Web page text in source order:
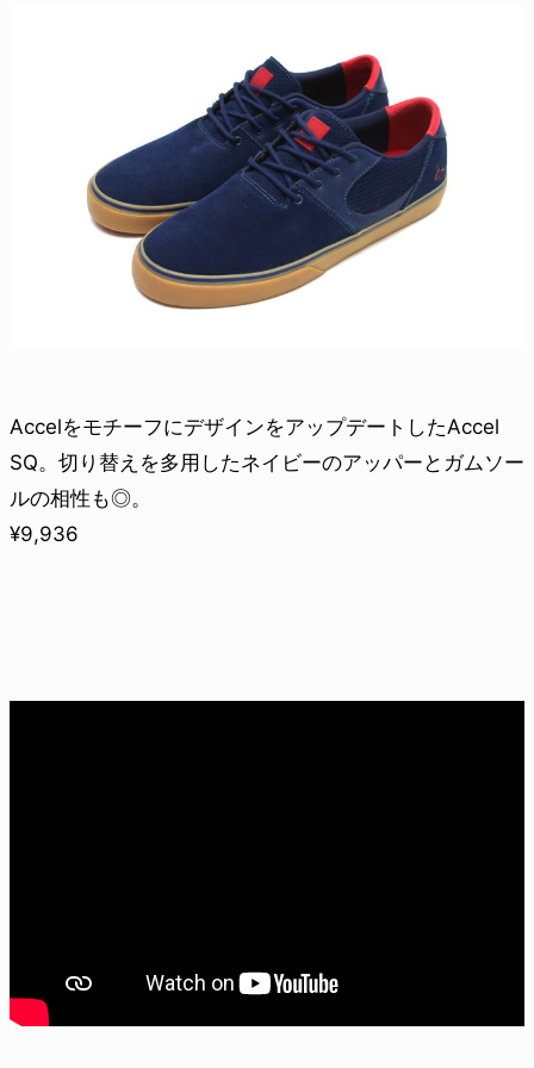
AccelをモチーフにデザインをアップデートしたAccel
SQ。切り替えを多用したネイビーのアッパーとガムソー
ルの相性も◎。
¥9,936